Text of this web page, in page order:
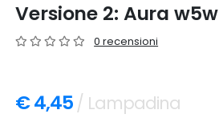
Versione 2: Aura w5w
0 recensioni
€ 4,45 / Lampadina